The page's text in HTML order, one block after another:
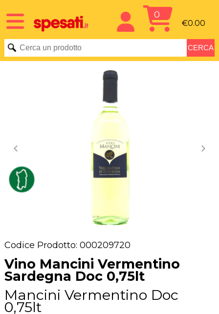
0
€0.00
Codice Prodotto: 000209720
Vino Mancini Vermentino
Sardegna Doc 0,75lt
Mancini Vermentino Doc
0,75lt